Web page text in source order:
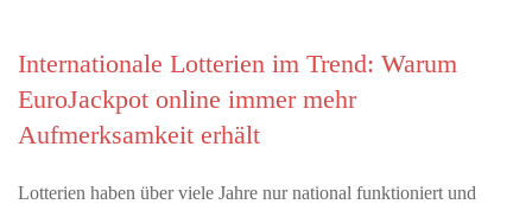
Internationale Lotterien im Trend: Warum
EuroJackpot online immer mehr
Aufmerksamkeit erhält
Lotterien haben über viele Jahre nur national funktioniert und